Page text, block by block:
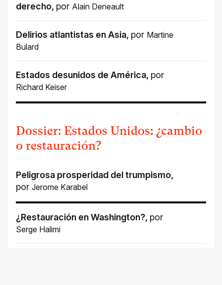
derecho, por Alain Deneault
Delirios atlantistas en Asia, por Martine
Bulard
Estados desunidos de América, por
Richard Keiser
Dossier: Estados Unidos: ¿cambio
o restauración?
Peligrosa prosperidad del trumpismo,
por Jerome Karabel
¿Restauración en Washington?, por
Serge Halimi